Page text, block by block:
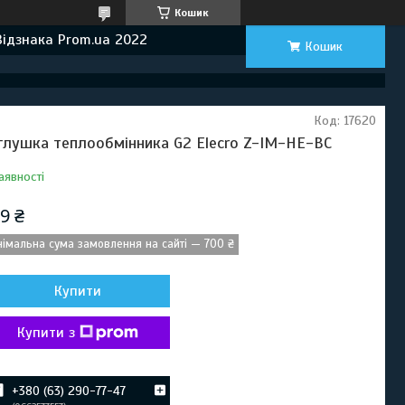
Кошик
Prom.ua 2022 Кошик
теплообмінника G2 Elecro Z-IM-HE-BC
Код: 17620
₴
сума замовлення на сайті — 700 ₴
Купити
Купити з
+380 (63) 290-77-47